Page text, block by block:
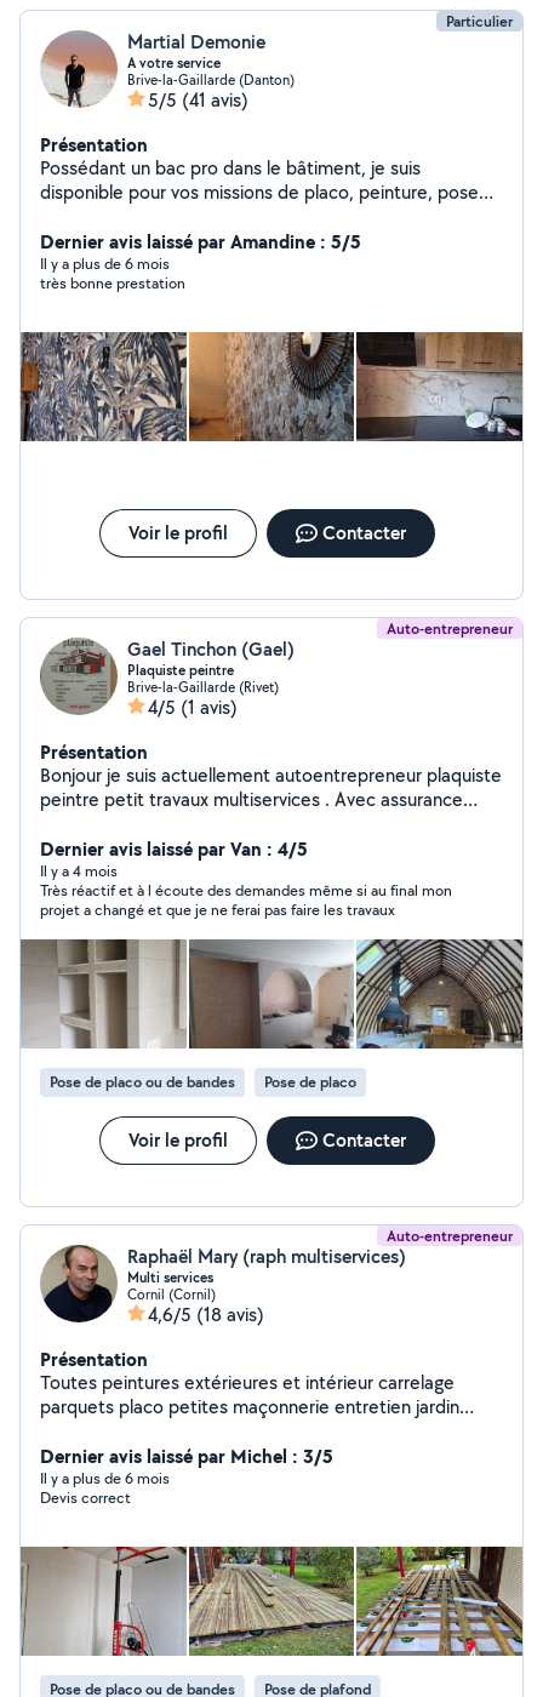
Particulier
Martial Demonie
A votre service
Brive-la-Gaillarde (Danton)
5/5 (41 avis)
Présentation
Possédant un bac pro dans le bâtiment, je suis
disponible pour vos missions de placo, peinture, pose
de meubles, ainsi que pour de nombreux bricolages. Je
dispose également d'une shampouineuse disponible à la
location, machine louer avec produit nettoyant. Je suis
Dernier avis laissé par Amandine : 5/5
Il y a plus de 6 mois
très bonne prestation
Voir le profil Contacter
Auto-entrepreneur
Gael Tinchon (Gael)
Plaquiste peintre
Brive-la-Gaillarde (Rivet)
4/5 (1 avis)
Présentation
Bonjour je suis actuellement autoentrepreneur plaquiste
peintre petit travaux multiservices . Avec assurance
Dernier avis laissé par Van : 4/5
Il y a 4 mois
Très réactif et à l écoute des demandes même si au final mon
projet a changé et que je ne ferai pas faire les travaux
Pose de placo ou de bandes Pose de placo
Voir le profil Contacter
Auto-entrepreneur
Raphaël Mary (raph multiservices)
Multi services
Cornil (Cornil)
4,6/5 (18 avis)
Présentation
Toutes peintures extérieures et intérieur carrelage
parquets placo petites maçonnerie entretien jardin
Dernier avis laissé par Michel : 3/5
Il y a plus de 6 mois
Devis correct
Pose de placo ou de bandes Pose de plafond